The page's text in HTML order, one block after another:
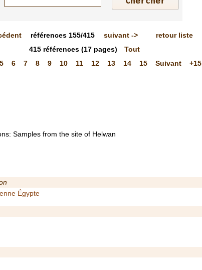
références 155/415 suivant ->
retour liste
415 références(17 pages)
Tout
5 6 7 8 9 10 11 12 13 14 15 Suivant +15
Samples from the site of Helwan
Égypte